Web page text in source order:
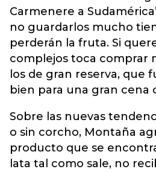
Carmenere a
no guardarlos mucho
perderán la fruta. Si
complejos toca comprar
los de gran reserva, que
bien para una gran cena
Sobre las nuevas
o sin corcho, Montaña
producto que se
lata tal como sale, no